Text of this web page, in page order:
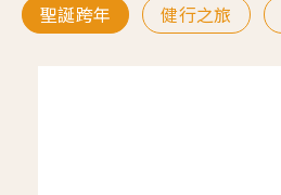
聖誕跨年 健行之旅